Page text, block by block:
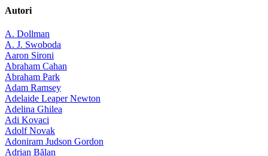
Autori
A. Dollman
A. J. Swoboda
Aaron Sironi
Abraham Cahan
Abraham Park
Adam Ramsey
Adelaide Leaper Newton
Adelina Ghilea
Adi Kovaci
Adolf Novak
Adoniram Judson Gordon
Adrian Bălan